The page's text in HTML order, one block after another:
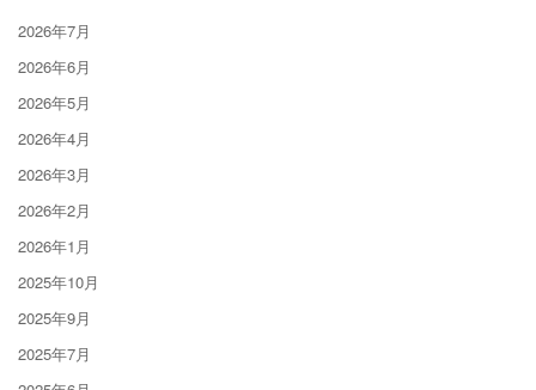
2026年7月
2026年6月
2026年5月
2026年4月
2026年3月
2026年2月
2026年1月
2025年10月
2025年9月
2025年7月